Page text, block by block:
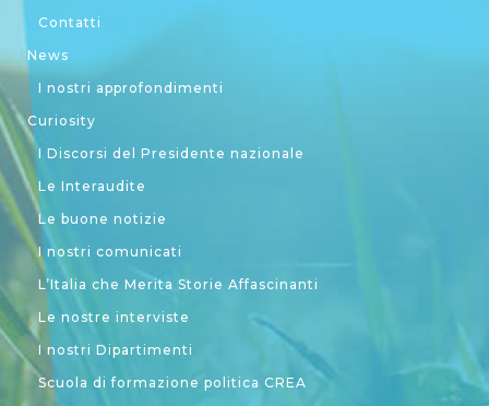
Contatti
News
I nostri approfondimenti
Curiosity
I Discorsi del Presidente nazionale
Le Interaudite
Le buone notizie
I nostri comunicati
L’Italia che Merita Storie Affascinanti
Le nostre interviste
I nostri Dipartimenti
Scuola di formazione politica CREA